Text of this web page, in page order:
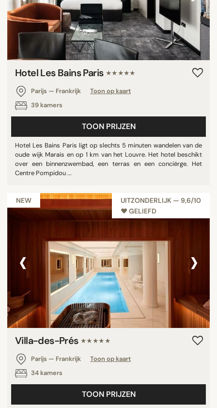
Hotel Les Bains Paris ★★★★★
Parijs — Frankrijk
Toon op kaart
39 kamers
TOON PRIJZEN
Hotel Les Bains Paris ligt op slechts 5 minuten wandelen van de
oude wijk Marais en op 1 km van het Louvre. Het hotel beschikt
over een binnenzwembad, een terras en een conciërge. Het
Centre Pompidou ...
NEW
UITZONDERLIJK — 9,6/10
♥︎ GELIEFD
‹ ›
Villa-des-Prés ★★★★★
Parijs — Frankrijk
Toon op kaart
34 kamers
TOON PRIJZEN